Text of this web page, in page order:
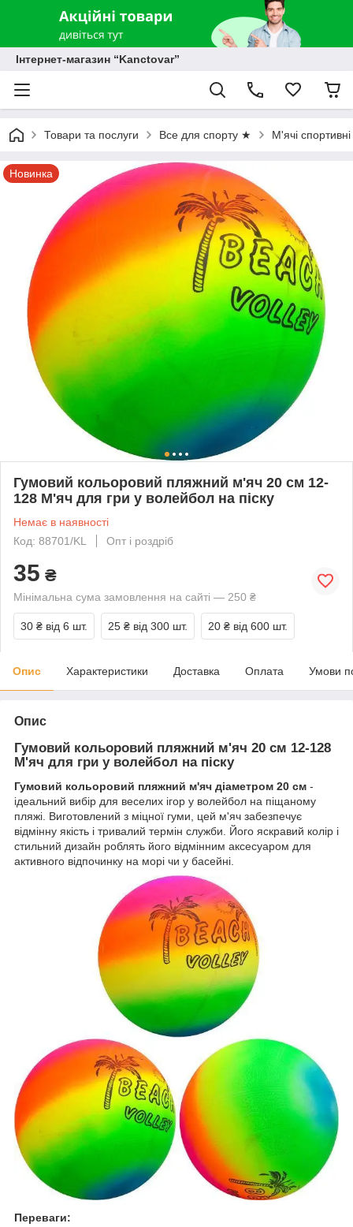
Інтернет-магазин “Kanctovar”
Товари та послуги Все для спорту ★ М'ячі спортивні
Новинка
Гумовий кольоровий пляжний м'яч 20 см 12-
128 М'яч для гри у волейбол на піску
Немає в наявності
Код: 88701/KL
Опт і роздріб
35 ₴
Мінімальна сума замовлення на сайті — 250 ₴
30 ₴ від 6 шт. 25 ₴ від 300 шт. 20 ₴ від 600 шт.
Опис Характеристики Доставка Оплата Умови
Опис
Гумовий кольоровий пляжний м'яч 20 см 12-128
М'яч для гри у волейбол на піску
Гумовий кольоровий пляжний м'яч діаметром 20 см -
ідеальний вибір для веселих ігор у волейбол на піщаному
пляжі. Виготовлений з міцної гуми, цей м'яч забезпечує
відмінну якість і тривалий термін служби. Його яскравий колір і
стильний дизайн роблять його відмінним аксесуаром для
активного відпочинку на морі чи у басейні.
Переваги: